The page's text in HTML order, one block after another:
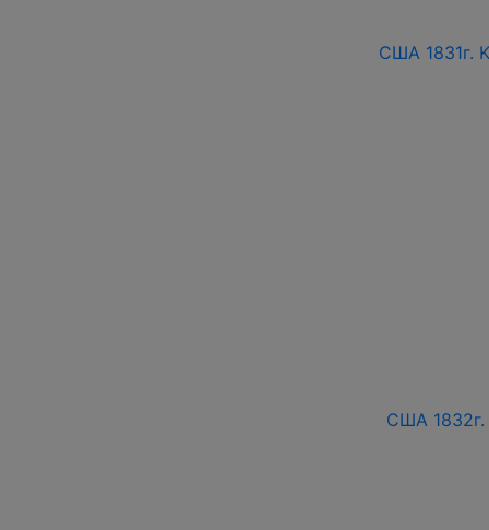
США 1831г.
США